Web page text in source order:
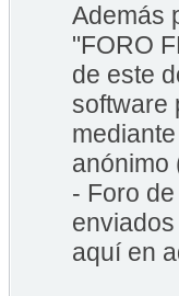
Además
"FORO
de este
software
anónimo
- Foro
aquí en